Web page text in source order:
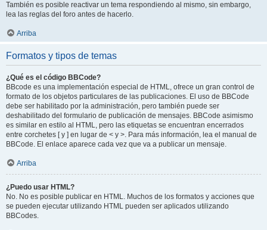
También es posible reactivar un tema respondiendo al mismo, sin embargo,
lea las reglas del foro antes de hacerlo.
Arriba
Formatos y tipos de temas
¿Qué es el código BBCode?
BBcode es una implementación especial de HTML, ofrece un gran control de
formato de los objetos particulares de las publicaciones. El uso de BBCode
debe ser habilitado por la administración, pero también puede ser
deshabilitado del formulario de publicación de mensajes. BBCode asimismo
es similar en estilo al HTML, pero las etiquetas se encuentran encerrados
entre corchetes [ y ] en lugar de < y >. Para más información, lea el manual de
BBCode. El enlace aparece cada vez que va a publicar un mensaje.
Arriba
¿Puedo usar HTML?
No. No es posible publicar en HTML. Muchos de los formatos y acciones que
se pueden ejecutar utilizando HTML pueden ser aplicados utilizando
BBCodes.